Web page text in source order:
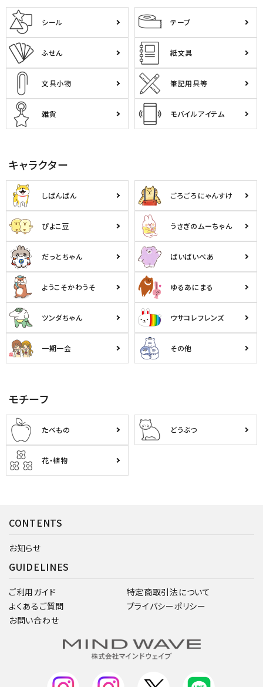
シール テープ
ふせん 紙文具
文具小物 筆記用具等
雑貨 モバイルアイテム
キャラクター
しばんばん ごろごろにゃんすけ
ぴよこ豆 うさぎのムーちゃん
だっとちゃん ばいばいべあ
ようこそかわうそ ゆるあにまる
ツンダちゃん ウサコレフレンズ
一期一会 その他
モチーフ
たべもの どうぶつ
花・植物
CONTENTS
お知らせ
GUIDELINES
ご利用ガイド
よくあるご質問
お問い合わせ
特定商取引法について
プライバシーポリシー